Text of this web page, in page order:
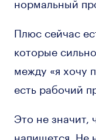
Плюс сейчас
которые
между «я хочу
есть рабочий
Это не значит,
напишется. Не